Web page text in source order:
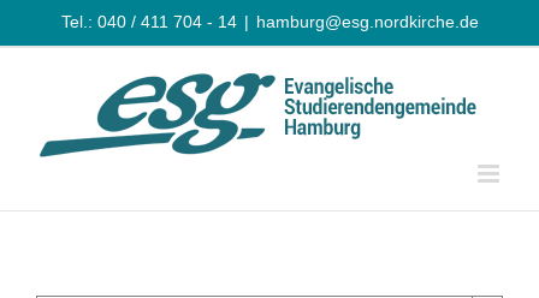
Inhalt
Tel.: 040 / 411 704 - 14 | hamburg@esg.nordkirche.de